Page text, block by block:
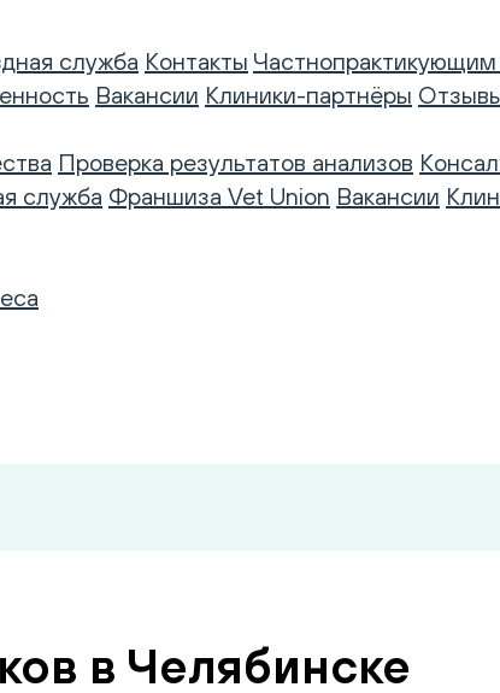
служба Контакты Частнопрактикующим
Вакансии Клиники-партнёры
Проверка результатов анализов
служба Франшиза Vet Union Вакансии
в Челябинске